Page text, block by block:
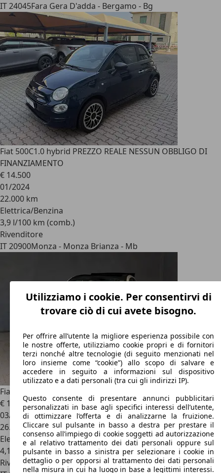
IT 24045Fara Gera D'adda - Bergamo - Bg
Fiat 500C1.0 hybrid PREZZO REALE NESSUN OBBLIGO DI
FINANZIAMENTO
€ 14.500
01/2024
22.000 km
Elettrica/Benzina
3,9 l/100 km (comb.)
Rivenditore
IT 20900Monza - Monza Brianza - Mb
Fiat 500C
€ 12.8901
03/2022
26.337 km
Elettrica/Benzina
4,1 l/100 km (comb.)
Rivenditore
Utilizziamo i cookie. Per consentirvi di
trovare ciò di cui avete bisogno.
Per offrire all’utente la migliore esperienza possibile con
le nostre offerte, utilizziamo cookie propri e di fornitori
terzi nonché altre tecnologie (di seguito menzionati nel
loro insieme come “cookie”) allo scopo di salvare e
accedere in seguito a informazioni sul dispositivo
utilizzato e a dati personali (tra cui gli indirizzi IP).
Questo consente di presentare annunci pubblicitari
personalizzati in base agli specifici interessi dell’utente,
di ottimizzare l’offerta e di analizzarne la fruizione.
Cliccare sul pulsante in basso a destra per prestare il
consenso all’impiego di cookie soggetti ad autorizzazione
e al relativo trattamento dei dati personali oppure sul
pulsante in basso a sinistra per selezionare i cookie in
dettaglio o per opporsi al trattamento dei dati personali
nella misura in cui ha luogo in base a legittimi interessi.